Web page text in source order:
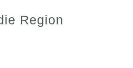
Region